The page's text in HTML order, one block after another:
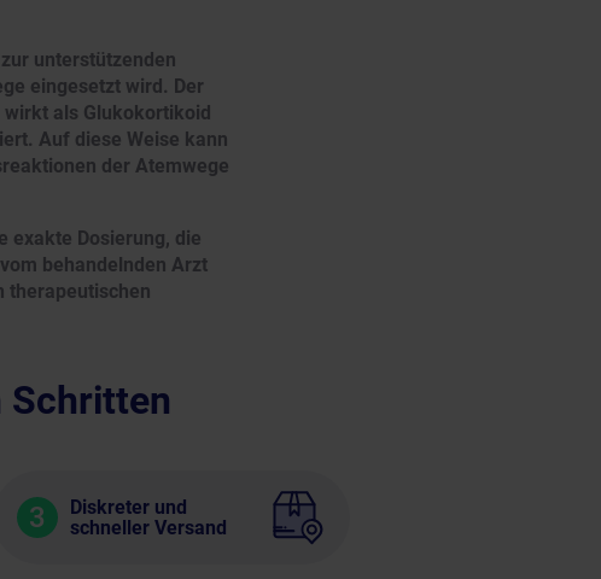
unterstützenden
eingesetzt wird. Der
wirkt als Glukokortikoid
Auf diese Weise kann
der Atemwege
exakte Dosierung, die
behandelnden Arzt
therapeutischen
Schritten
3
Diskreter und
schneller Versand